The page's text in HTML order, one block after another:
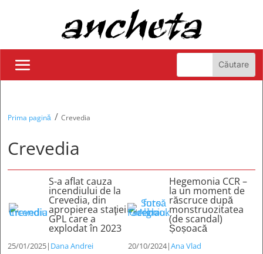
Prima pagină / Crevedia
Crevedia
S-a aflat cauza
incendiului de la
Crevedia, din
apropierea staţiei
GPL care a
explodat în 2023
25/01/2025| Dana Andrei
Hegemonia CCR –
la un moment de
răscruce după
monstruozitatea
(de scandal)
Șoșoacă
20/10/2024|Ana Vlad